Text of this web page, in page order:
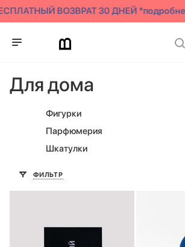
ВОЗВРАТ 30 ДНЕЙ *подробнее
Для дома
Фигурки
Парфюмерия
Шкатулки
ФИЛЬТР